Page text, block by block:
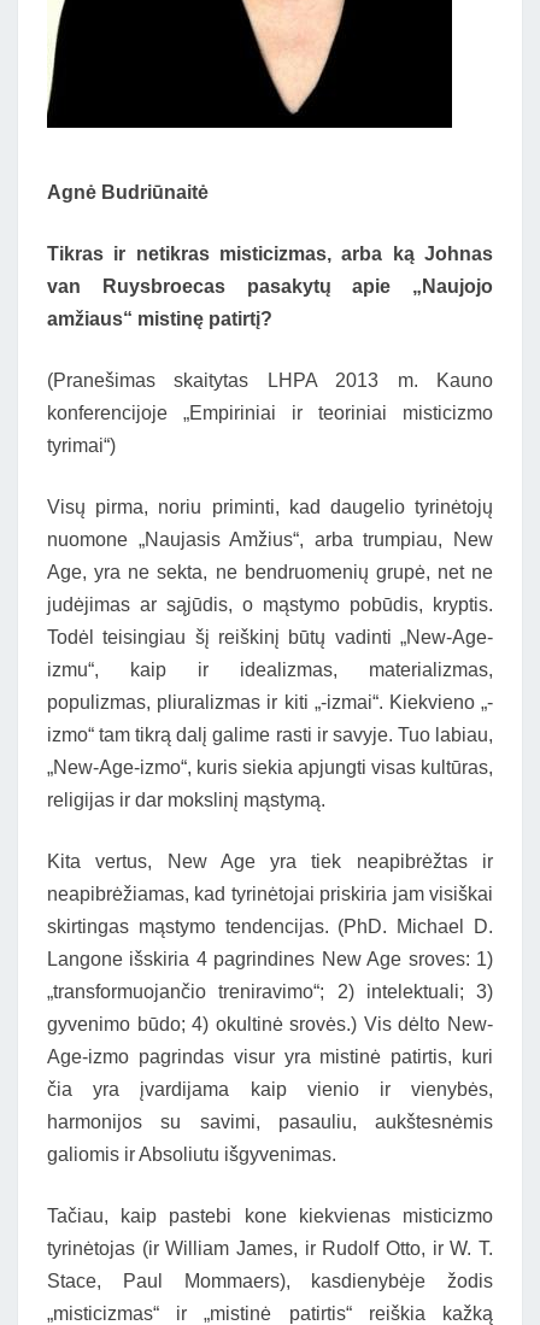
Agnė Budriūnaitė
Tikras ir netikras misticizmas, arba ką Johnas
van Ruysbroecas pasakytų apie „Naujojo
amžiaus“ mistinę patirtį?
(Pranešimas skaitytas LHPA 2013 m. Kauno
konferencijoje „Empiriniai ir teoriniai misticizmo
tyrimai“)
Visų pirma, noriu priminti, kad daugelio tyrinėtojų
nuomone „Naujasis Amžius“, arba trumpiau, New
Age, yra ne sekta, ne bendruomenių grupė, net ne
judėjimas ar sąjūdis, o mąstymo pobūdis, kryptis.
Todėl teisingiau šį reiškinį būtų vadinti „New-Age-
izmu“, kaip ir idealizmas, materializmas,
populizmas, pliuralizmas ir kiti „-izmai“. Kiekvieno „-
izmo“ tam tikrą dalį galime rasti ir savyje. Tuo labiau,
„New-Age-izmo“, kuris siekia apjungti visas kultūras,
religijas ir dar mokslinį mąstymą.
Kita vertus, New Age yra tiek neapibrėžtas ir
neapibrėžiamas, kad tyrinėtojai priskiria jam visiškai
skirtingas mąstymo tendencijas. (PhD. Michael D.
Langone išskiria 4 pagrindines New Age sroves: 1)
„transformuojančio treniravimo“; 2) intelektuali; 3)
gyvenimo būdo; 4) okultinė srovės.) Vis dėlto New-
Age-izmo pagrindas visur yra mistinė patirtis, kuri
čia yra įvardijama kaip vienio ir vienybės,
harmonijos su savimi, pasauliu, aukštesnėmis
galiomis ir Absoliutu išgyvenimas.
Tačiau, kaip pastebi kone kiekvienas misticizmo
tyrinėtojas (ir William James, ir Rudolf Otto, ir W. T.
Stace, Paul Mommaers), kasdienybėje žodis
„misticizmas“ ir „mistinė patirtis“ reiškia kažką